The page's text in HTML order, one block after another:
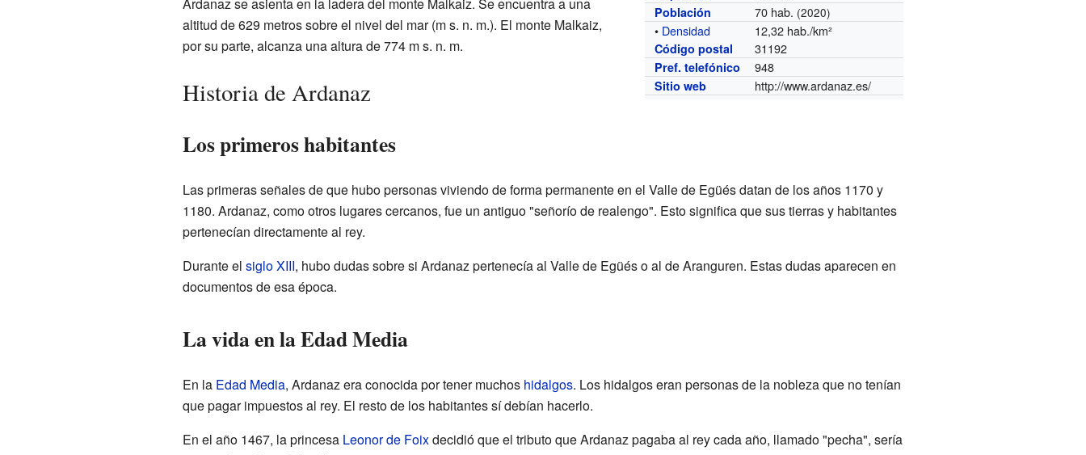
Población 70 hab. (2020)
• Densidad 12,32 hab./km²
Código postal 31192
Pref. telefónico 948
Sitio web http://www.ardanaz.es/
altitud de 629 metros sobre el nivel del mar (m s. n. m.). El monte Malkaiz,
por su parte, alcanza una altura de 774 m s. n. m.
Historia de Ardanaz
Los primeros habitantes
Las primeras señales de que hubo personas viviendo de forma permanente en el Valle de Egüés datan de los años 1170 y
1180. Ardanaz, como otros lugares cercanos, fue un antiguo "señorío de realengo". Esto significa que sus tierras y habitantes
pertenecían directamente al rey.
Durante el siglo XIII, hubo dudas sobre si Ardanaz pertenecía al Valle de Egüés o al de Aranguren. Estas dudas aparecen en
documentos de esa época.
La vida en la Edad Media
En la Edad Media, Ardanaz era conocida por tener muchos hidalgos. Los hidalgos eran personas de la nobleza que no tenían
que pagar impuestos al rey. El resto de los habitantes sí debían hacerlo.
En el año 1467, la princesa Leonor de Foixdecidió que el tributo que Ardanaz pagaba al rey cada año, llamado "pecha", sería